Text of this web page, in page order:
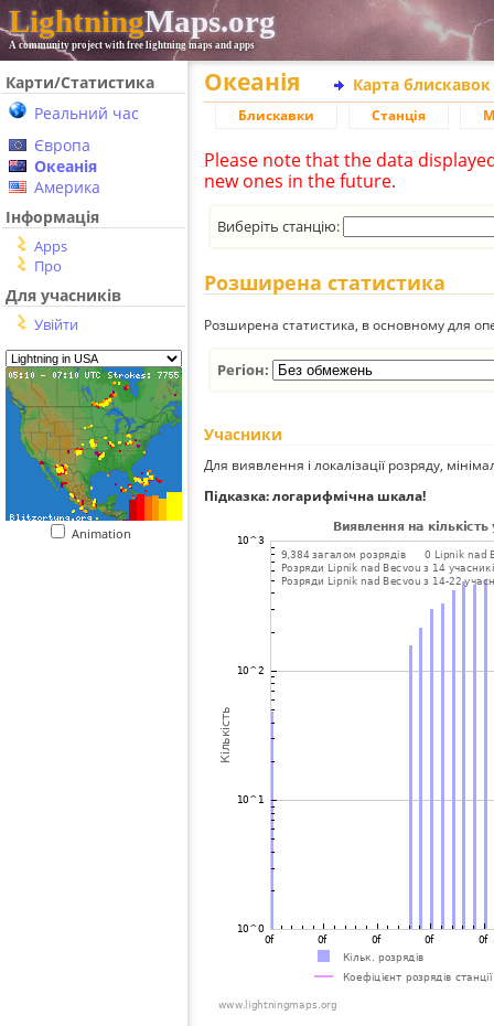
LightningMaps.org
A community project with free lightning maps and apps
Карти/Статистика
Реальний час
Європа
Океанія
Америка
Інформація
Apps
Про
Для учасників
Увійти
Animation
Океанія Карта
Блискавки Станція
Please note that the data
new ones in the future.
Виберіть станцію:
Розширена статистика
Розширена статистика, в основному для
Регіон:
Учасники
Для виявлення і локалізації розряду,
Підказка: логарифмічна шкала!